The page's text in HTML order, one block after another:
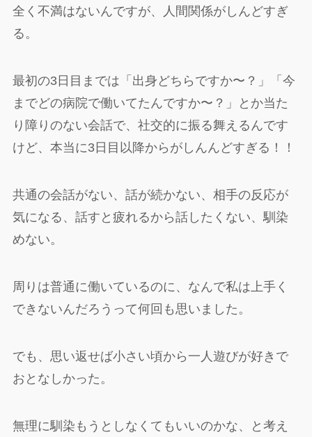
全く不満はないんですが、人間関係がしんどすぎ
る。
最初の3日目までは「出身どちらですか〜？」「今
までどの病院で働いてたんですか〜？」とか当た
り障りのない会話で、社交的に振る舞えるんです
けど、本当に3日目以降からがしんんどすぎる！！
共通の会話がない、話が続かない、相手の反応が
気になる、話すと疲れるから話したくない、馴染
めない。
周りは普通に働いているのに、なんで私は上手く
できないんだろうって何回も思いました。
でも、思い返せば小さい頃から一人遊びが好きで
おとなしかった。
無理に馴染もうとしなくてもいいのかな、と考え